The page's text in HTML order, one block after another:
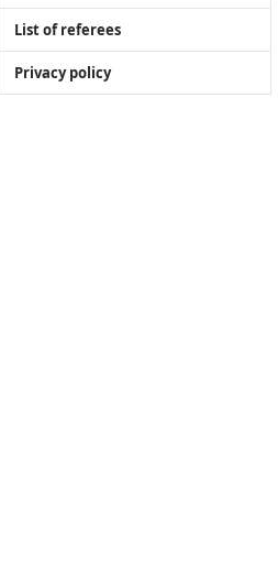
List of referees
Privacy policy